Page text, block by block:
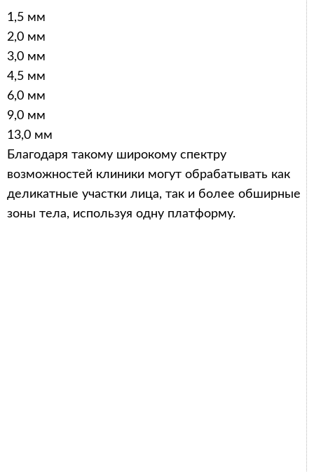
1,5 мм
2,0 мм
3,0 мм
4,5 мм
6,0 мм
9,0 мм
13,0 мм
Благодаря такому широкому спектру
возможностей клиники могут обрабатывать как
деликатные участки лица, так и более обширные
зоны тела, используя одну платформу.